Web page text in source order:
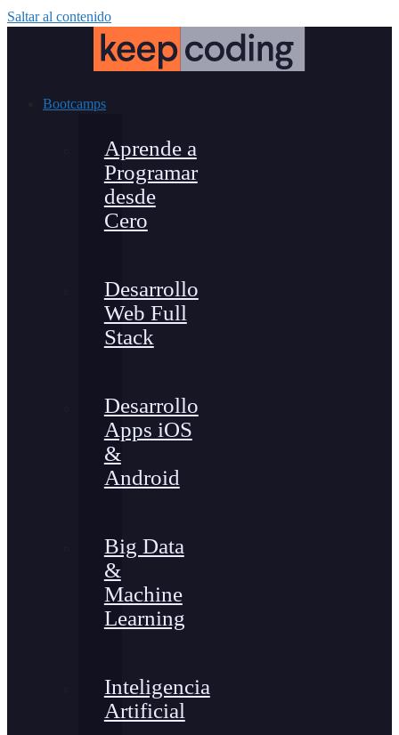
Saltar al contenido
Bootcamps
Aprende a
Programar
desde
Cero
Desarrollo
Web Full
Stack
Desarrollo
Apps iOS
&
Android
Big Data
&
Machine
Learning
Inteligencia
Artificial